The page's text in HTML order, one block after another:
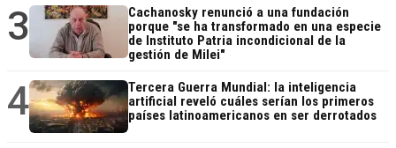
3
Cachanosky renunció a una fundación
porque "se ha transformado en una especie
de Instituto Patria incondicional de la
gestión de Milei"
4
Tercera Guerra Mundial: la inteligencia
artificial reveló cuáles serían los primeros
países latinoamericanos en ser derrotados